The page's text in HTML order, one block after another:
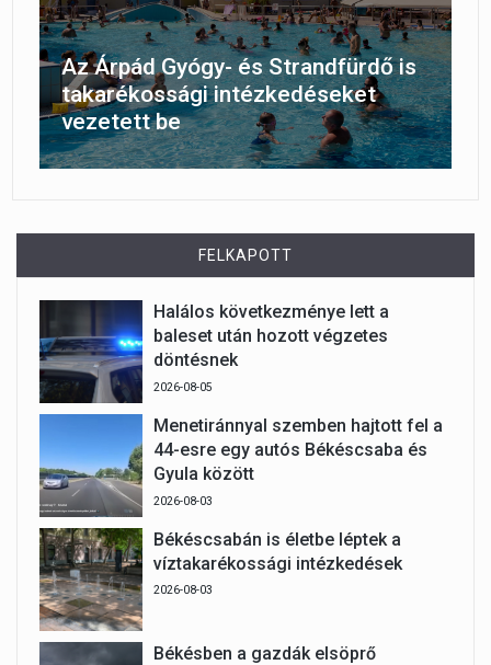
Az Árpád Gyógy- és Strandfürdő is
takarékossági intézkedéseket
vezetett be
FELKAPOTT
Halálos következménye lett a
baleset után hozott végzetes
döntésnek
2026-08-05
Menetiránnyal szemben hajtott fel a
44-esre egy autós Békéscsaba és
Gyula között
2026-08-03
Békéscsabán is életbe léptek a
víztakarékossági intézkedések
2026-08-03
Békésben a gazdák elsöprő